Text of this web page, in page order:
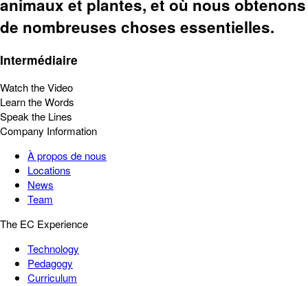
animaux et plantes, et où nous obtenons
de nombreuses choses essentielles.
Intermédiaire
Watch the Video
Learn the Words
Speak the Lines
Company Information
À propos de nous
Locations
News
Team
The EC Experience
Technology
Pedagogy
Curriculum